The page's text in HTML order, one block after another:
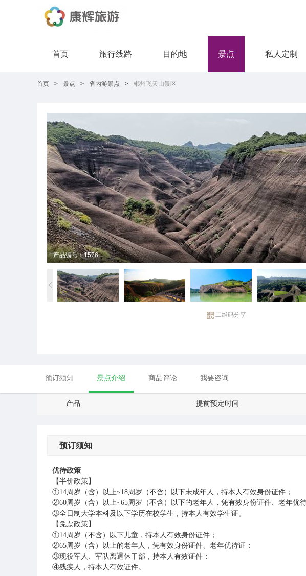
首页 旅行线路 目的地 景点 私人定制
首页 > 景点 > 省内游景点 > 郴州飞天山景区
产品编号：1576
二维码分享
预订须知 景点介绍 商品评论 我要咨询
产品 提前预定时间
预订须知
优待政策
【半价政策】
①14周岁（含）以上~18周岁（不含）以下未成年人，持本人有效身份证件；
②60周岁（含）以上~65周岁（不含）以下的老年人，凭有效身份证件、老年优待
③全日制大学本科及以下学历在校学生，持本人有效学生证。
【免票政策】
①14周岁（不含）以下儿童，持本人有效身份证件；
②65周岁（含）以上的老年人，凭有效身份证件、老年优待证；
③现役军人、军队离退休干部，持本人有效证件；
④残疾人，持本人有效证件。